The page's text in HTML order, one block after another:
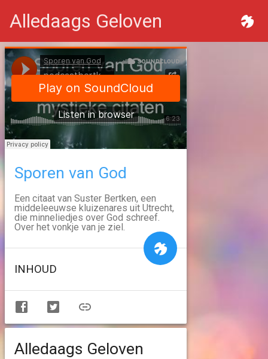
Alledaags Geloven
Sporen van God
Een citaat van Suster Bertken, een
middeleeuwse kluizenares uit Utrecht,
die minneliedjes over God schreef.
Over het vonkje van je ziel.
INHOUD
Alledaags Geloven